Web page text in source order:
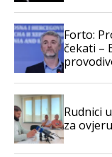
Forto:
čekati –
Rudnici
za